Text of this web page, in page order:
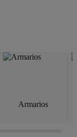
Armarios